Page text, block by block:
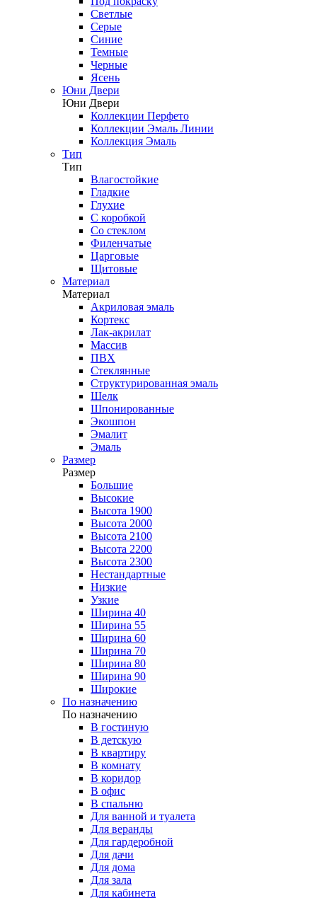
Светлые
Серые
Синие
Темные
Черные
Ясень
Юни Двери
Юни Двери
Коллекции Перфето
Коллекции Эмаль Линии
Коллекция Эмаль
Тип
Тип
Влагостойкие
Гладкие
Глухие
С коробкой
Со стеклом
Филенчатые
Царговые
Щитовые
Материал
Материал
Акриловая эмаль
Кортекс
Лак-акрилат
Массив
ПВХ
Стеклянные
Структурированная эмаль
Шелк
Шпонированные
Экошпон
Эмалит
Эмаль
Размер
Размер
Большие
Высокие
Высота 1900
Высота 2000
Высота 2100
Высота 2200
Высота 2300
Нестандартные
Низкие
Узкие
Ширина 40
Ширина 55
Ширина 60
Ширина 70
Ширина 80
Ширина 90
Широкие
По назначению
По назначению
В гостиную
В детскую
В квартиру
В комнату
В коридор
В офис
В спальню
Для ванной и туалета
Для веранды
Для гардеробной
Для дачи
Для дома
Для зала
Для кабинета